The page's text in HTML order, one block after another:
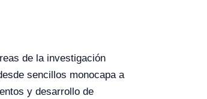
de la investigación
sencillos monocapa a
y desarrollo de